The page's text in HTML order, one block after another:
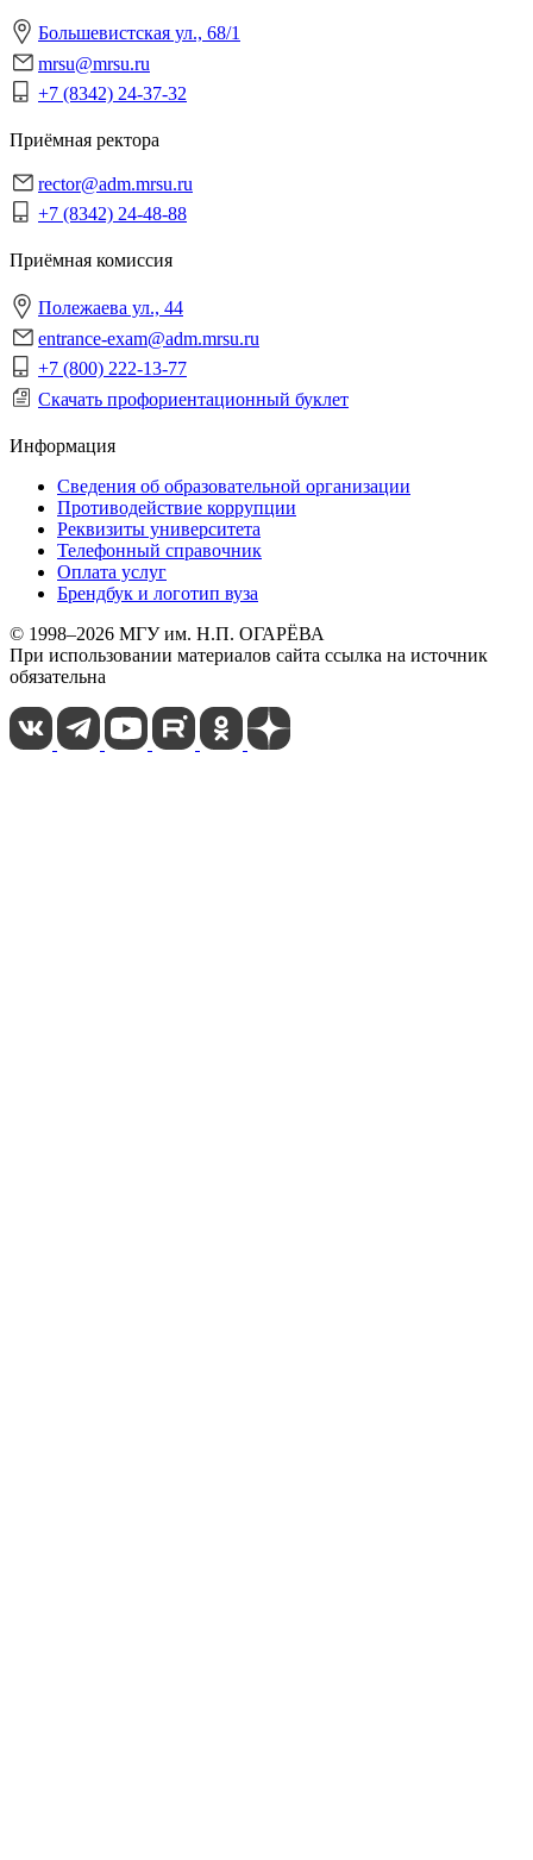
Большевистская ул., 68/1
mrsu@mrsu.ru
+7 (8342) 24-37-32
Приёмная ректора
rector@adm.mrsu.ru
+7 (8342) 24-48-88
Приёмная комиссия
Полежаева ул., 44
entrance-exam@adm.mrsu.ru
+7 (800) 222-13-77
Скачать профориентационный буклет
Информация
Сведения об образовательной организации
Противодействие коррупции
Реквизиты университета
Телефонный справочник
Оплата услуг
Брендбук и логотип вуза
© 1998–2026 МГУ им. Н.П. ОГАРЁВА
При использовании материалов сайта ссылка на источник
обязательна